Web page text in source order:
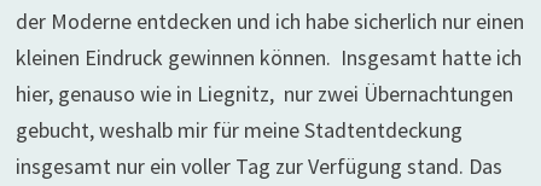
der Moderne entdecken und ich habe sicherlich nur einen
kleinen Eindruck gewinnen können. Insgesamt hatte ich
hier, genauso wie in Liegnitz, nur zwei Übernachtungen
gebucht, weshalb mir für meine Stadtentdeckung
insgesamt nur ein voller Tag zur Verfügung stand. Das